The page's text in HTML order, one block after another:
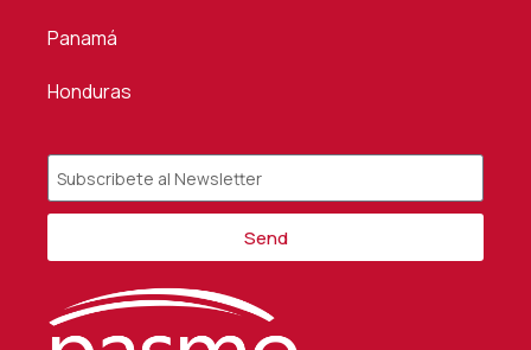
Panamá
Honduras
Send